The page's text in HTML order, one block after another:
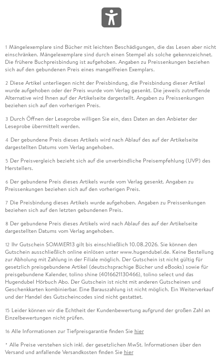
1 Mängelexemplare sind Bücher mit leichten Beschädigungen, die das Lesen aber nicht
einschränken. Mängelexemplare sind durch einen Stempel als solche gekennzeichnet.
Die frühere Buchpreisbindung ist aufgehoben. Angaben zu Preissenkungen beziehen
sich auf den gebundenen Preis eines mangelfreien Exemplars.
2 Diese Artikel unterliegen nicht der Preisbindung, die Preisbindung dieser Artikel
wurde aufgehoben oder der Preis wurde vom Verlag gesenkt. Die jeweils zutreffende
Alternative wird Ihnen auf der Artikelseite dargestellt. Angaben zu Preissenkungen
beziehen sich auf den vorherigen Preis.
3 Durch Öffnen der Leseprobe willigen Sie ein, dass Daten an den Anbieter der
Leseprobe übermittelt werden.
4 Der gebundene Preis dieses Artikels wird nach Ablauf des auf der Artikelseite
dargestellten Datums vom Verlag angehoben.
5 Der Preisvergleich bezieht sich auf die unverbindliche Preisempfehlung (UVP) des
Herstellers.
6 Der gebundene Preis dieses Artikels wurde vom Verlag gesenkt. Angaben zu
Preissenkungen beziehen sich auf den vorherigen Preis.
7 Die Preisbindung dieses Artikels wurde aufgehoben. Angaben zu Preissenkungen
beziehen sich auf den letzten gebundenen Preis.
8 Der gebundene Preis dieses Artikels wird nach Ablauf des auf der Artikelseite
dargestellten Datums vom Verlag angehoben.
12 Ihr Gutschein SOMMER13 gilt bis einschließlich 10.08.2026. Sie können den
Gutschein ausschließlich online einlösen unter www.hugendubel.de. Keine Bestellung
zur Abholung mit Zahlung in der Filiale möglich. Der Gutschein ist nicht gültig für
gesetzlich preisgebundene Artikel (deutschsprachige Bücher und eBooks) sowie für
preisgebundene Kalender, tolino shine (4016621130466), tolino select und das
Hugendubel Hörbuch Abo. Der Gutschein ist nicht mit anderen Gutscheinen und
Geschenkkarten kombinierbar. Eine Barauszahlung ist nicht möglich. Ein Weiterverkauf
und der Handel des Gutscheincodes sind nicht gestattet.
15 Leider können wir die Echtheit der Kundenbewertung aufgrund der großen Zahl an
Einzelbewertungen nicht prüfen.
16 Alle Informationen zur Tiefpreisgarantie finden Sie hier
* Alle Preise verstehen sich inkl. der gesetzlichen MwSt. Informationen über den
Versand und anfallende Versandkosten finden Sie hier